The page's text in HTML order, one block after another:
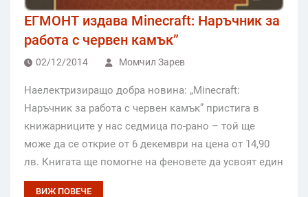
ЕГМОНТ издава Minecraft: Наръчник за
работа с червен камък”
02/12/2014 Момчил Зарев
Наелектризиращо добра новина: „Minecraft:
Наръчник за работа с червен камък” пристига в
книжарниците у нас седмица по-рано – той ще
може да се открие от 6 декември на цена от 14,90
лв. Книгата ще помогне на феновете да усвоят един
ВИЖ ПОВЕЧЕ